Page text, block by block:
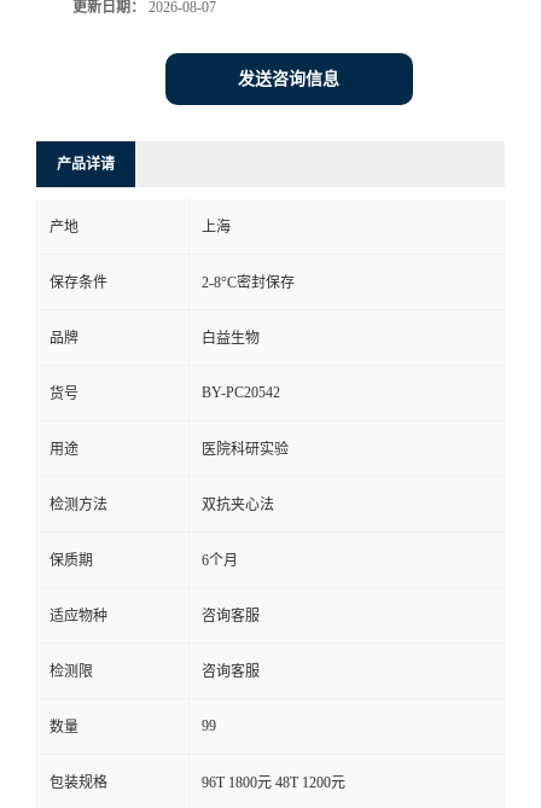
更新日期： 2026-08-07
发送咨询信息
产品详请
产地 上海
保存条件 2-8°C密封保存
品牌 白益生物
货号 BY-PC20542
用途 医院科研实验
检测方法 双抗夹心法
保质期 6个月
适应物种 咨询客服
检测限 咨询客服
数量 99
包装规格 96T 1800元 48T 1200元